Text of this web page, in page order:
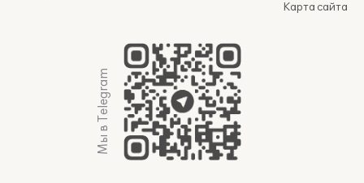
Карта сайта
Мы в Telegram